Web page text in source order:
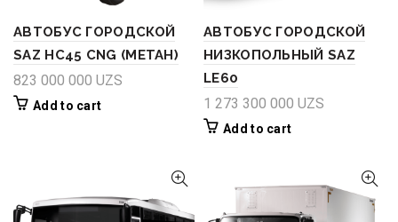
АВТОБУС ГОРОДСКОЙ
SAZ HC45 CNG (МЕТАН)
823 000 000 UZS
Add to cart
АВТОБУС ГОРОДСКОЙ
НИЗКОПОЛЬНЫЙ SAZ
LE60
1 273 300 000 UZS
Add to cart